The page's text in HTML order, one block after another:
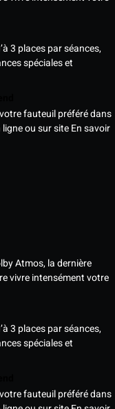
3 places par séances,
spéciales et
fauteuil préféré dans
ligne ou sur siteEn savoir
Atmos, la dernière
vivre intensément votre
3 places par séances,
spéciales et
fauteuil préféré dans